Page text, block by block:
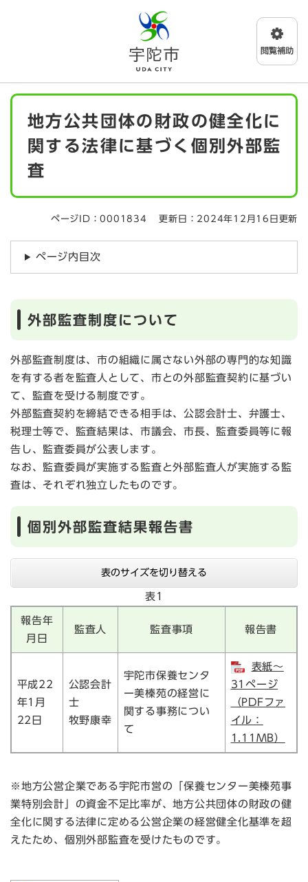
メニューを飛ばして本文へ
本
地方公共団体の財政の健全化に
関する法律に基づく個別外部監
査
ページID：0001834 更新日：2024年12月16日更新
ページ内目次
外部監査制度について
外部監査制度は、市の組織に属さない外部の専門的な知識
を有する者を監査人として、市との外部監査契約に基づい
て、監査を受ける制度です。
外部監査契約を締結できる相手は、公認会計士、弁護士、
税理士等で、監査結果は、市議会、市長、監査委員等に報
告し、監査委員が公表します。
なお、監査委員が実施する監査と外部監査人が実施する監
査は、それぞれ独立したものです。
個別外部監査結果報告書
表のサイズを切り替える
表1
報告年
月日
監査人 監査事項 報告書
平成22
年1月
22日
公認会計
士
牧野康幸
宇陀市保養センタ
ー美榛苑の経営に
関する事務につい
て
表紙～
31ページ
（PDFファ
イル：
1.11MB）
※地方公営企業である宇陀市営の「保養センター美榛苑事
業特別会計」の資金不足比率が、地方公共団体の財政の健
全化に関する法律に定める公営企業の経営健全化基準を超
えたため、個別外部監査を受けたものです。